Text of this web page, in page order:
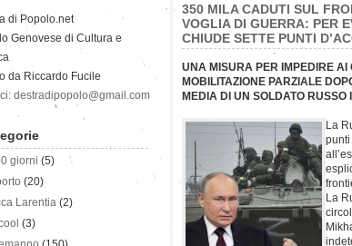
350 MILA CADUTI SUL
VOGLIA DI GUERRA: PER
CHIUDE SETTE PUNTI
UNA MISURA PER IMPEDIRE AI
MOBILITAZIONE PARZIALE
MEDIA DI UN SOLDATO RUSSO
La
punti
La
di Popolo.net
Genovese di Cultura e
da Riccardo Fucile
destradipopolo@gmail.com
giorni (5)
(20)
Larentia (2)
(3)